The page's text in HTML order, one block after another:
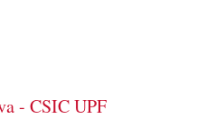
- CSIC UPF